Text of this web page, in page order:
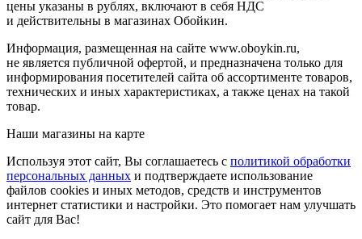
цены указаны в рублях, включают в себя НДС
и действительны в магазинах Обойкин.
Информация, размещенная на сайте www.oboykin.ru,
не является публичной офертой, и предназначена только для
информирования посетителей сайта об ассортименте товаров,
технических и иных характеристиках, а также ценах на такой
товар.
Наши магазины на карте
Используя этот сайт, Вы соглашаетесь с политикой обработки
персональных данных и подтверждаете использование
файлов cookies и иных методов, средств и инструментов
интернет статистики и настройки. Это помогает нам улучшать
сайт для Вас!